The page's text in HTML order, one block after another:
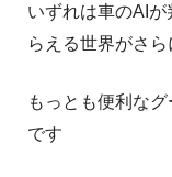
いずれは車のAI
らえる世界がさ
もっとも便利な
です